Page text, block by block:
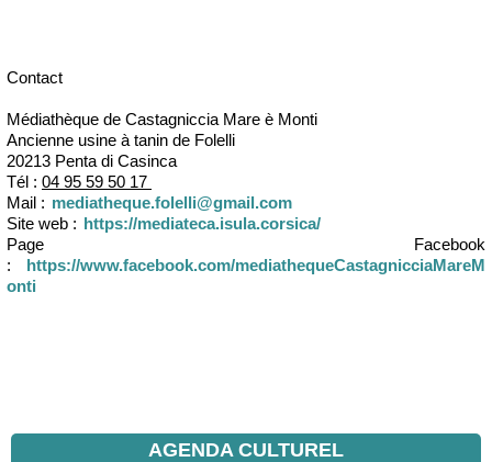
Contact
Médiathèque de Castagniccia Mare è Monti
Ancienne usine à tanin de Folelli
20213 Penta di Casinca
Tél : 04 95 59 50 17
Mail : mediatheque.folelli@gmail.com
Site web : https://mediateca.isula.corsica/
Page Facebook
:
https://www.facebook.com/mediathequeCastagnicciaMareM
onti
AGENDA CULTUREL